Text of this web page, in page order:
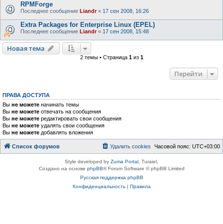
RPMForge
Последнее сообщение Liandr« 17 сен 2008, 16:26
Extra Packages for Enterprise Linux (EPEL)
Последнее сообщение Liandr« 17 сен 2008, 15:48
Новая тема
2 темы • Страница 1из 1
Перейти
ПРАВА ДОСТУПА
Вы не можете начинать темы
Вы не можете отвечать на сообщения
Вы не можете редактировать свои сообщения
Вы не можете удалять свои сообщения
Вы не можете добавлять вложения
Список форумов Часовой пояс: UTC+03:00
Удалить cookies
Style developed by Zuma Portal , Turaiel,
Создано на основе phpBB® Forum Software © phpBB Limited
Русская поддержка phpBB
Конфиденциальность| Правила